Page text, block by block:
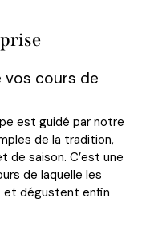
vos cours de
est guidé par notre
de la tradition,
de saison. C’est une
de laquelle les
et dégustent enfin